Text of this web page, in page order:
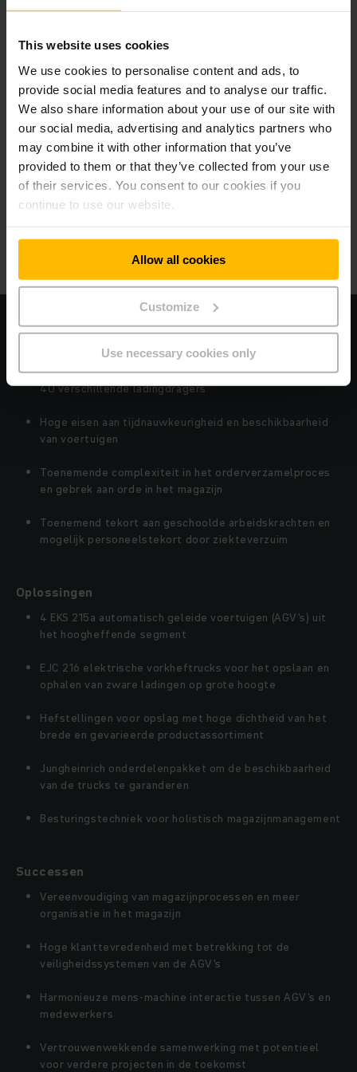
This website uses cookies
We use cookies to personalise content and ads, to
provide social media features and to analyse our traffic.
We also share information about your use of our site with
our social media, advertising and analytics partners who
may combine it with other information that you’ve
provided to them or that they’ve collected from your use
of their services. You consent to our cookies if you
continue to use our website.
Allow all cookies
Customize
Use necessary cookies only
productie in Ilsenburg te automatiseren?
Waarom heeft u voor de EKS 215a gekozen en
bent u er tot nu toe tevreden over?
Hoe was de samenwerking met Jungheinrich en
zou u hen aanbevelen als partner?
Overzicht project
Automatisering van een drie- en vierploegendienst met
40 verschillende ladingdragers
Hoge eisen aan tijdnauwkeurigheid en beschikbaarheid
van voertuigen
Toenemende complexiteit in het orderverzamelproces
en gebrek aan orde in het magazijn
Toenemend tekort aan geschoolde arbeidskrachten en
mogelijk personeelstekort door ziekteverzuim
Oplossingen
4 EKS 215a automatisch geleide voertuigen (AGV's) uit
het hoogheffende segment
EJC 216 elektrische vorkheftrucks voor het opslaan en
ophalen van zware ladingen op grote hoogte
Hefstellingen voor opslag met hoge dichtheid van het
brede en gevarieerde productassortiment
Jungheinrich onderdelenpakket om de beschikbaarheid
van de trucks te garanderen
Besturingstechniek voor holistisch magazijnmanagement
Successen
Vereenvoudiging van magazijnprocessen en meer
organisatie in het magazijn
Hoge klanttevredenheid met betrekking tot de
veiligheidssystemen van de AGV's
Harmonieuze mens-machine interactie tussen AGV's en
medewerkers
Vertrouwenwekkende samenwerking met potentieel
voor verdere projecten in de toekomst